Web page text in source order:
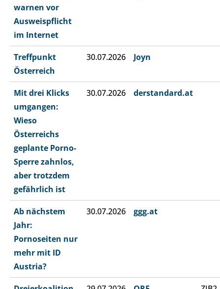
warnen vor
Ausweispflicht
im Internet
Treffpunkt
Österreich
30.07.2026 Joyn
Mit drei Klicks
umgangen:
Wieso
Österreichs
geplante Porno-
Sperre zahnlos,
aber trotzdem
gefährlich ist
30.07.2026 derstandard.at
Ab nächstem
Jahr:
Pornoseiten nur
mehr mit ID
Austria?
30.07.2026 ggg.at